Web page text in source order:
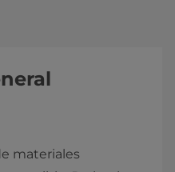
materiales